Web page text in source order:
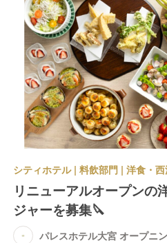
リニューアルオープンの
ジャーを募集🔪
パレスホテル大宮 オープニ